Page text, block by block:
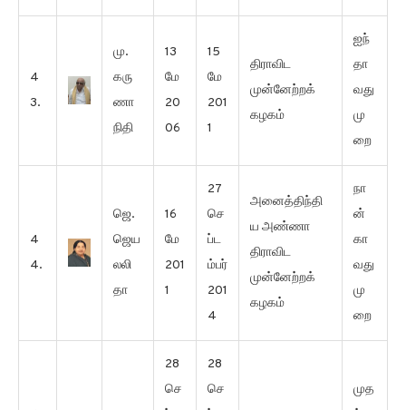
4
3.
மு.
கரு
ணா
நிதி
13
மே
20
06
15
மே
201
1
திராவிட
முன்னேற்றக்
கழகம்
ஐந்
தா
வது
மு
றை
4
4.
ஜெ.
ஜெய
லலி
தா
16
மே
201
1
27
செ
ப்ட
ம்பர்
201
4
அனைத்திந்தி
ய அண்ணா
திராவிட
முன்னேற்றக்
கழகம்
நா
ன்
கா
வது
மு
றை
28
செ
28
செ
முத